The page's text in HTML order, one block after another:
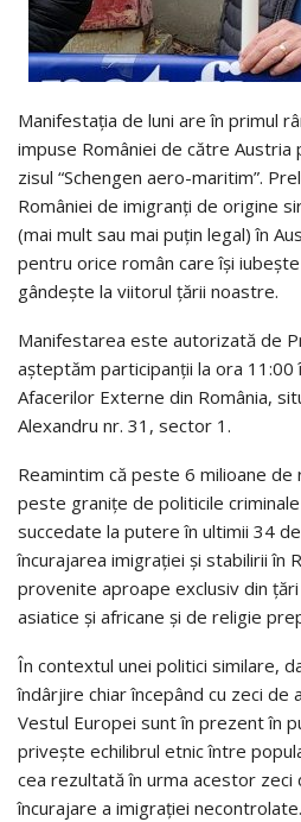
Manifestația de luni are în primul
impuse României de către Austria
zisul “Schengen aero-maritim”.
României de imigranți de origine
(mai mult sau mai puțin legal) în
pentru orice român care își
gândește la viitorul țării noastre.
Manifestarea este autorizată de
așteptăm participanții la ora 11:00
Afacerilor Externe din România,
Alexandru nr. 31, sector 1.
Reamintim că peste 6 milioane de
peste granițe de politicile
succedate la putere în ultimii 34
încurajarea imigrației și stabilirii în
provenite aproape exclusiv din
asiatice și africane și de religie
În contextul unei politici similare,
îndârjire chiar începând cu zeci de
Vestul Europei sunt în prezent în
privește echilibrul etnic între
cea rezultată în urma acestor zeci
încurajare a imigrației